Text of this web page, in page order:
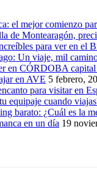
el mejor comienzo
de Montearagón,
para ver en el
Un viaje, mil
en CÓRDOBA
en AVE 5 febrero,
para visitar en
equipaje cuando
barato: ¿Cuál es la
en un día 19